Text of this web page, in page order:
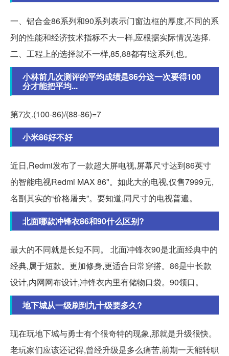
一、铝合金86系列和90系列表示门窗边框的厚度,不同的系
列的性能和经济技术指标不大一样,应根据实际情况选择.
二、工程上的选择就不一样,85,88都有!这系列,也。
小林前几次测评的平均成绩是86分这一次要得100
分才能把平均...
第7次.(100-86)/(88-86)=7
小米86好不好
近日,Redmi发布了一款超大屏电视,屏幕尺寸达到86英寸
的智能电视Redmi MAX 86"。如此大的电视,仅售7999元,
名副其实的“价格屠夫”。要知道,同尺寸的电视普遍。
北面哪款冲锋衣86和90什么区别?
最大的不同就是长短不同。 北面冲锋衣90是北面经典中的
经典,属于短款。更加修身,更适合日常穿搭。86是中长款
设计,内网网布设计,冲锋衣内里有储物口袋。90领口。
地下城从一级刷到九十级要多久?
现在玩地下城与勇士有个很奇特的现象,那就是升级很快。
老玩家们应该还记得,曾经升级是多么痛苦,前期一天能转职